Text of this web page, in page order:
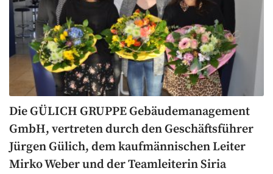
Die GÜLICH GRUPPE Gebäudemanagement
GmbH, vertreten durch den Geschäftsführer
Jürgen Gülich, dem kaufmännischen Leiter
Mirko Weber und der Teamleiterin Siria